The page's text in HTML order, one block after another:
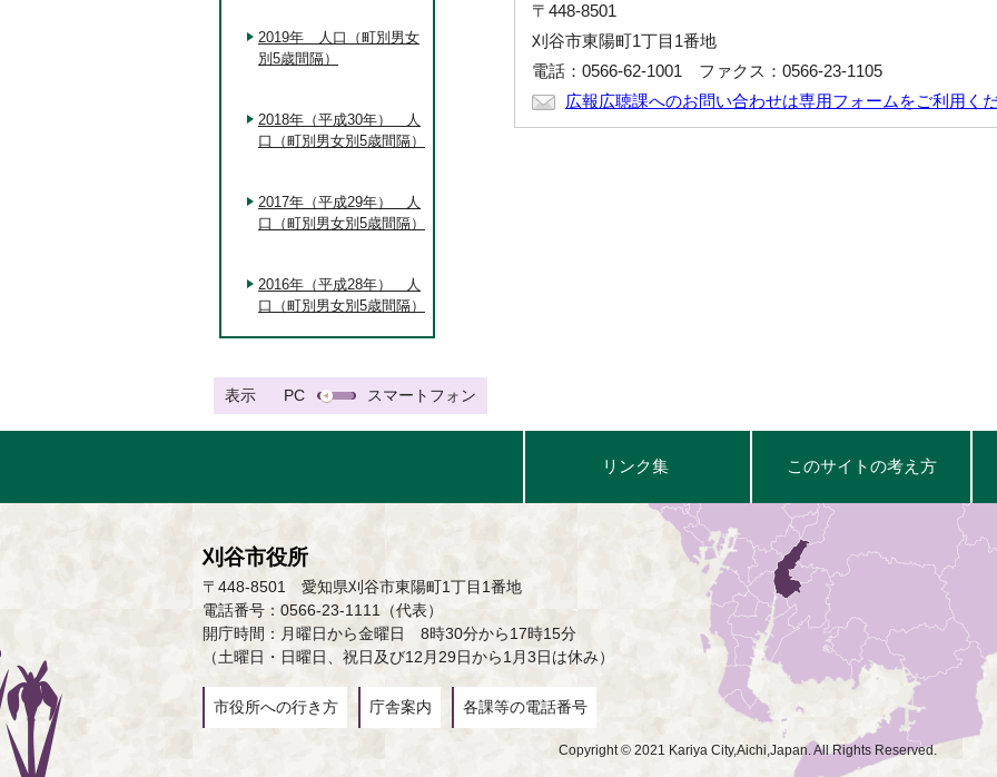
〒448-8501
刈谷市東陽町1丁目1番地
電話：0566-62-1001 ファクス：0566-23-1105
広報広聴課へのお問い合わせは専用フォームをご利用く
2019年 人口（町別男女
別5歳間隔）
2018年（平成30年） 人
口（町別男女別5歳間隔）
2017年（平成29年） 人
口（町別男女別5歳間隔）
2016年（平成28年） 人
口（町別男女別5歳間隔）
表示 PC スマートフォン
リンク集 このサイトの考え方
刈谷市役所
〒448-8501 愛知県刈谷市東陽町1丁目1番地
電話番号：0566-23-1111（代表）
開庁時間：月曜日から金曜日 8時30分から17時15分
（土曜日・日曜日、祝日及び12月29日から1月3日は休み）
市役所への行き方 庁舎案内 各課等の電話番号
Copyright © 2021 Kariya City,Aichi,Japan. All Rights Reserved.